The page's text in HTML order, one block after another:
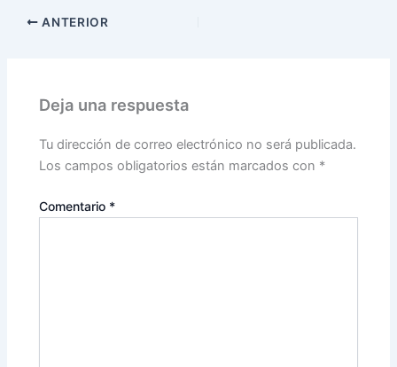
ANTERIOR
Deja una respuesta
Tu dirección de correo electrónico no será publicada.
Los campos obligatorios están marcados con *
Comentario *